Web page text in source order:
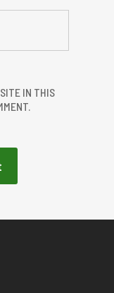
IN THIS